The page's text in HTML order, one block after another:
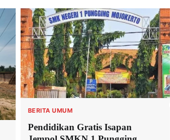
BERITA UMUM
Pendidikan Gratis Isapan